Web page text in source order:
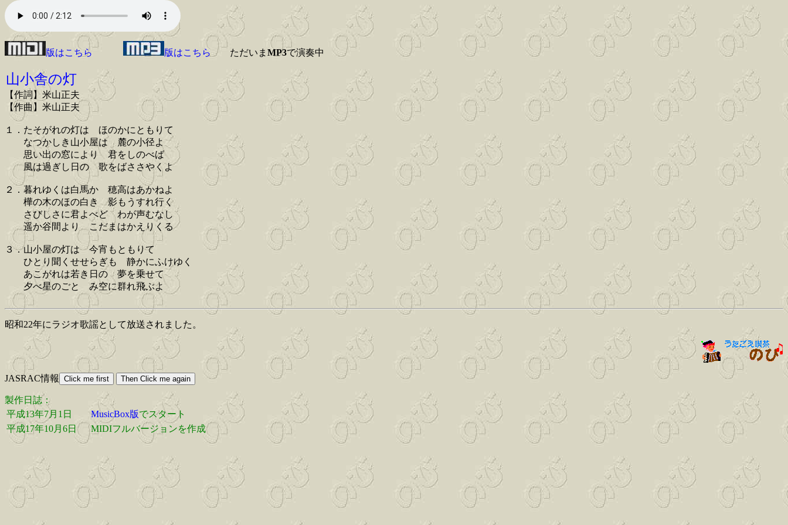
版はこちら 版はこちらただいま MP3で演奏中
山小舎の灯
【作詞】米山正夫
【作曲】米山正夫
１．たそがれの灯は ほのかにともりて
なつかしき山小屋は 麓の小径よ
思い出の窓により 君をしのべば
風は過ぎし日の 歌をばささやくよ
２．暮れゆくは白馬か 穂高はあかねよ
樺の木のほの白き 影もうすれ行く
さびしさに君よべど わが声むなし
遥か谷間より こだまはかえりくる
３．山小屋の灯は 今宵もともりて
ひとり聞くせせらぎも 静かにふけゆく
あこがれは若き日の 夢を乗せて
夕べ星のごと み空に群れ飛ぶよ
昭和22年にラジオ歌謡として放送されました。
JASRAC情報
製作日誌：
平成13年7月1日
MusicBox版でスタート
平成17年10月6日
MIDIフルバージョンを作成